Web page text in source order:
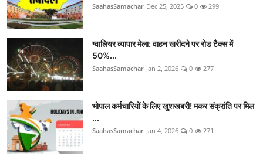
SaahasSamachar Dec 25, 2025 0 299
ग्वालियर व्यापार मेला: वाहन खरीदने पर रोड टैक्स में
50%...
SaahasSamachar Jan 2, 2026 0 277
भोपाल कर्मचारियों के लिए खुशखबरी! मकर संक्रांति पर मिल
...
SaahasSamachar Jan 4, 2026 0 271